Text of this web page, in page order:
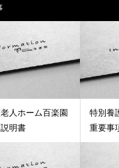
人ホーム百楽園
明書
特別養
重要事